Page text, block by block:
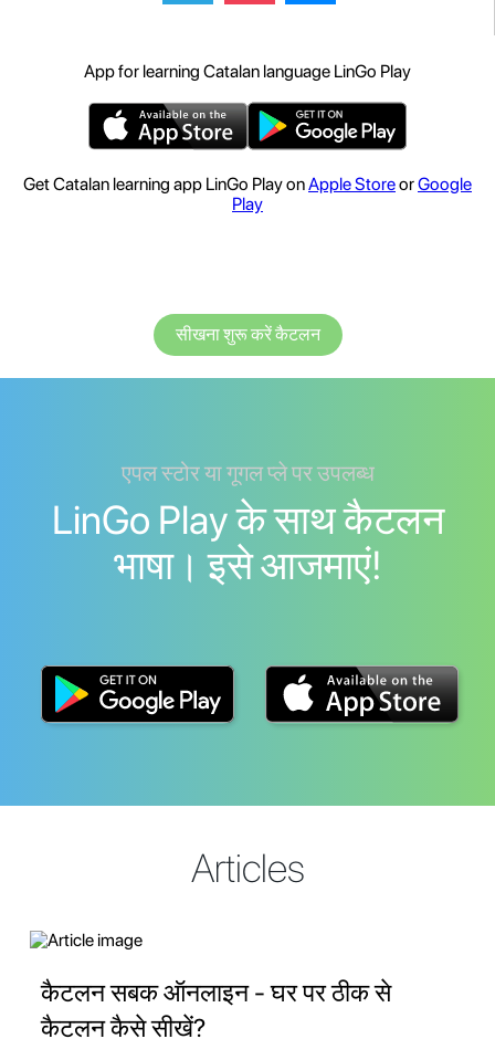
App for learning Catalan language LinGo Play
Get Catalan learning app LinGo Play onApple StoreorGoogle
Play
सीखना शुरू करें कैटलन
एपल स्टोर या गूगल प्ले पर उपलब्ध
LinGo Play के साथ कैटलन
भाषा। इसे आजमाएं!
Articles
कैटलन सबक ऑनलाइन - घर पर ठीक से
कैटलन कैसे सीखें?